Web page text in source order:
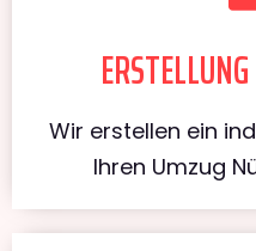
Wir erstellen ein
Ihren Umzug